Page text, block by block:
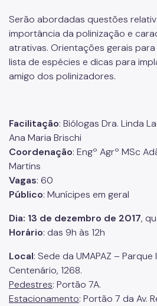
Serão abordadas questões
importância da polinização e
atrativas. Orientações gerais
lista de espécies e dicas para
amigo dos polinizadores.
Facilitação: Biólogas Dra. Linda
Ana Maria Brischi
Coordenação: Engº Agrº MSc
Martins
Vagas: 60
Público: Munícipes em geral
Dia: 13 de dezembro de 2017,
Horário: das 9h às 12h
Local: Sede da UMAPAZ –
Centenário, 1268.
Pedestres: Portão 7A.
Estacionamento: Portão 7 da Av.